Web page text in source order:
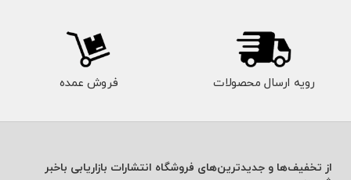
رویه ارسال محصولات فروش عمده
از تخفیف‌ها و جدیدترین‌های فروشگاه انتشارات بازاریابی باخبر